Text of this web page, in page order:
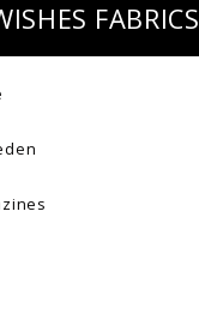
FABRICS